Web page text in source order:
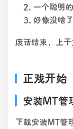
一个聪明
好像没啥
废话结束，上
正戏开始
安装MT管
下载安装MT管